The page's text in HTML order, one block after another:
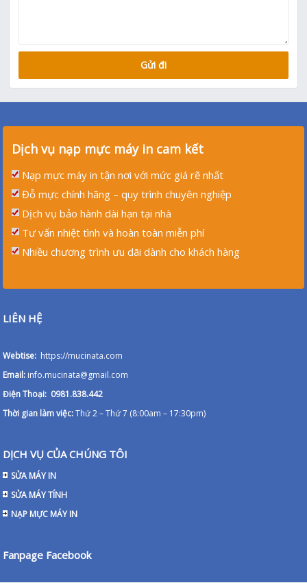
Dịch vụ nạp mực máy in cam kết
Nạp mực máy in tận nơi với mức giá rẽ nhất
Đỗ mực chính hãng – quy trình chuyên nghiệp
Dịch vụ bảo hành dài hạn tại nhà
Tư vấn nhiệt tình và hoàn toàn miễn phí
Nhiều chương trình ưu dãi dành cho khách hàng
LIÊN HỆ
Webtise: https://mucinata.com
Email: info.mucinata@gmail.com
Điện Thoại: 0981.838.442
Thời gian làm việc:Thứ 2 – Thứ 7 (8:00am – 17:30pm)
DỊCH VỤ CỦA CHÚNG TÔI
SỬA MÁY IN
SỬA MÁY TÍNH
NẠP MỰC MÁY IN
Fanpage Facebook